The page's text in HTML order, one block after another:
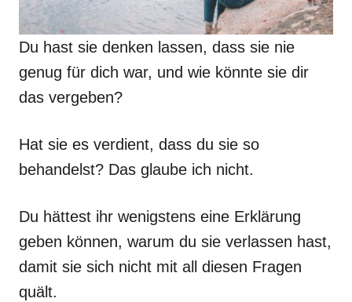
Du hast sie denken lassen, dass sie nie
genug für dich war, und wie könnte sie dir
das vergeben?
Hat sie es verdient, dass du sie so
behandelst? Das glaube ich nicht.
Du hättest ihr wenigstens eine Erklärung
geben können, warum du sie verlassen hast,
damit sie sich nicht mit all diesen Fragen
quält.